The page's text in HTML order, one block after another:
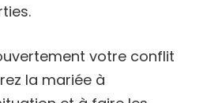
votre conflit
la mariée à